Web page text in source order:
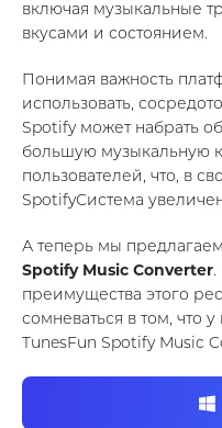
включая музыкальные
вкусами и состоянием.
Понимая важность
использовать,
Spotify может набрать
большую музыкальную
пользователей, что, в
SpotifyСистема
А теперь мы
Spotify Music Converter.
преимущества этого
сомневаться в том, что у
TunesFun Spotify Music